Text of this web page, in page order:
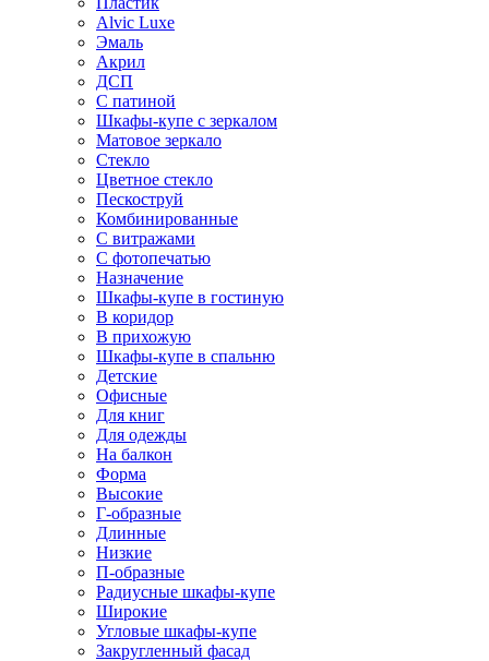
Alvic Luxe
Эмаль
Акрил
ДСП
С патиной
Шкафы-купе с зеркалом
Матовое зеркало
Стекло
Цветное стекло
Пескоструй
Комбинированные
С витражами
С фотопечатью
Назначение
Шкафы-купе в гостиную
В коридор
В прихожую
Шкафы-купе в спальню
Детские
Офисные
Для книг
Для одежды
На балкон
Форма
Высокие
Г-образные
Длинные
Низкие
П-образные
Радиусные шкафы-купе
Широкие
Угловые шкафы-купе
Закругленный фасад